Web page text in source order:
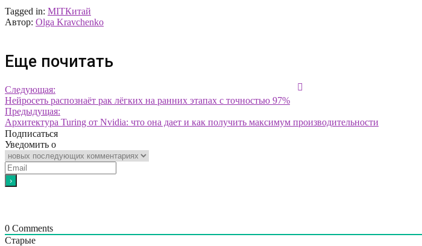
Tagged in: MITКитай
Автор: Olga Kravchenko
Еще почитать
Следующая:
Нейросеть распознаёт рак лёгких на ранних этапах с точностью 97%
Предыдущая:
Архитектура Turing от Nvidia: что она дает и как получить максимум производительности
Подписаться
Уведомить о
0 Comments
Старые